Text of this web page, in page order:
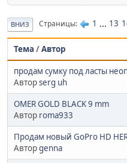
ВНИЗ Страницы 1 ... 13
Тема /Автор
продам сумку под ласты
Авторserg uh
OMER GOLD BLACK 9 mm
Автор roma933
Продам новый GoPro HD
Авторgenna